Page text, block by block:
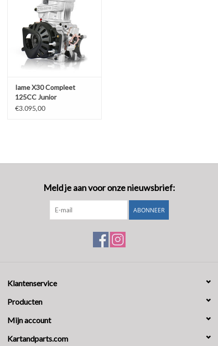
Iame X30 Compleet
125CC Junior
€3.095,00
Meld je aan voor onze nieuwsbrief:
ABONNEER
Klantenservice
Producten
Mijn account
Kartandparts.com